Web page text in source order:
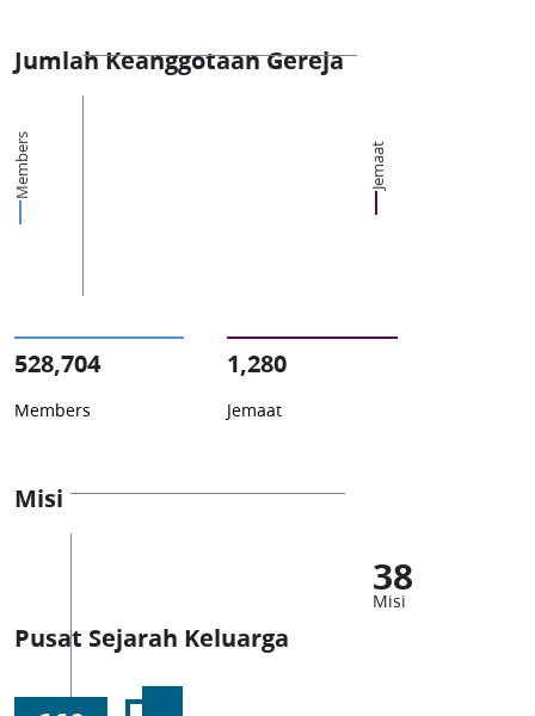
Jumlah Keanggotaan Gereja
Members Jemaat
528,704
Members
1,280
Jemaat
Misi
38
Misi
Pusat Sejarah Keluarga